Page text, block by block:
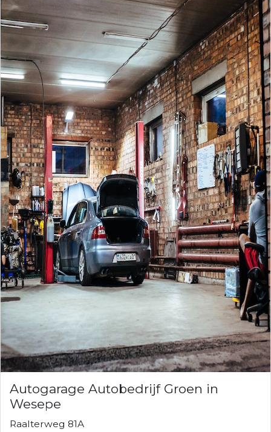
Autogarage Autobedrijf Groen in
Wesepe
Raalterweg 81A